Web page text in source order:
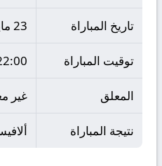
تاريخ المباراة 23 مايو 2026
توقيت المباراة 22:00 بتوقيت
المعلق غير
نتيجة المباراة ألافيس 0 - 0 رايو